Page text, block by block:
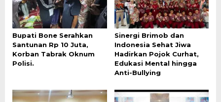
Bupati Bone Serahkan
Santunan Rp 10 Juta,
Korban Tabrak Oknum
Polisi.
Sinergi Brimob dan
Indonesia Sehat Jiwa
Hadirkan Pojok Curhat,
Edukasi Mental hingga
Anti-Bullying